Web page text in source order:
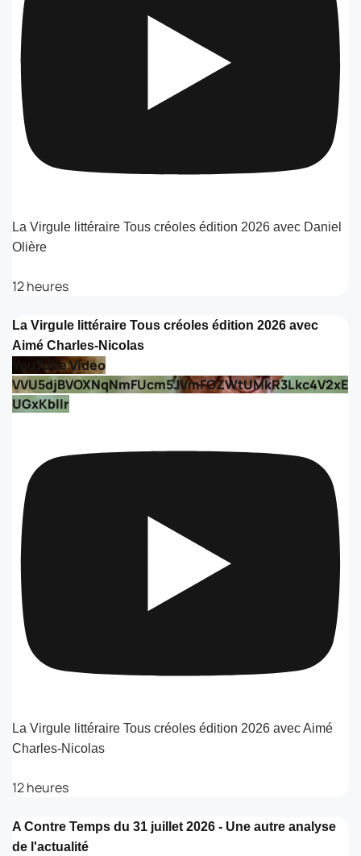
La Virgule littéraire Tous créoles édition 2026 avec Daniel
Olière
12 heures
La Virgule littéraire Tous créoles édition 2026 avec
Aimé Charles-Nicolas
YouTube Video
VVU5djBVOXNqNmFUcm5JVmFOZWtUMkR3Lkc4V2xE
UGxKbllr
La Virgule littéraire Tous créoles édition 2026 avec Aimé
Charles-Nicolas
12 heures
A Contre Temps du 31 juillet 2026 - Une autre analyse
de l'actualité